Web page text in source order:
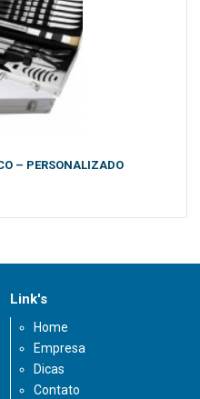
– PERSONALIZADO
Link's
Home
Empresa
Dicas
Contato